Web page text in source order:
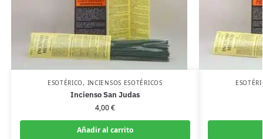
ESOTÉRICO, INCIENSOS ESOTÉRICOS
Incienso San Judas
4,00€
Añadir al carrito